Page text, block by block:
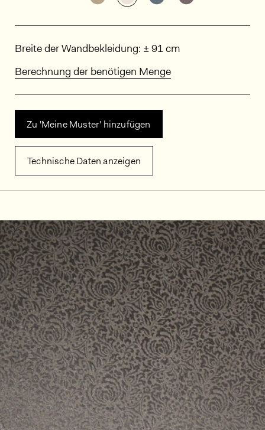
Abmessungen
Breite der Wandbekleidung: ± 91 cm
Berechnung der benötigen Menge
Zu 'Meine Muster' hinzufügen
Technische Daten anzeigen